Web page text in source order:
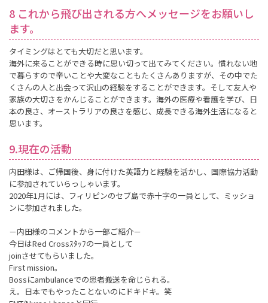
8 これから飛び出される方へメッセージをお願いし
ます。
タイミングはとても大切だと思います。
海外に来ることができる時に思い切って出てみてください。慣れない地
で暮らすので辛いことや大変なこともたくさんありますが、その中でた
くさんの人と出会って沢山の経験をすることができます。そして友人や
家族の大切さをかんじることができます。海外の医療や看護を学び、日
本の良さ、オーストラリアの良さを感じ、成長できる海外生活になると
思います。
9.現在の活動
内田様は、ご帰国後、身に付けた英語力と経験を活かし、国際協力活動
に参加されていらっしゃいます。
2020年1月には、フィリピンのセブ島で赤十字の一員として、ミッショ
ンに参加されました。
－内田様のコメントから一部ご紹介－
今日はRed Crossｽﾀｯﾌの一員として
joinさせてもらいました。
First mission。
Bossにambulanceでの患者搬送を命じられる。
え。日本でもやったことないのにドキドキ。笑